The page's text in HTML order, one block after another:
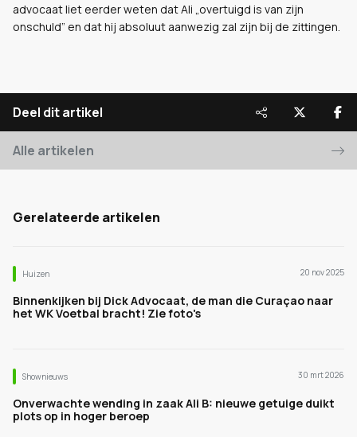
advocaat liet eerder weten dat Ali „overtuigd is van zijn
onschuld” en dat hij absoluut aanwezig zal zijn bij de zittingen.
Deel dit artikel
Alle artikelen
Gerelateerde artikelen
Huizen 20 nov 2025
Binnenkijken bij Dick Advocaat, de man die Curaçao naar
het WK Voetbal bracht! Zie foto's
Shownieuws 30 mrt 2026
Onverwachte wending in zaak Ali B: nieuwe getuige duikt
plots op in hoger beroep